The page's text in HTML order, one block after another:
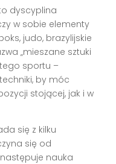
dyscyplina
w sobie elementy
judo, brazylijskie
„mieszane sztuki
sportu –
by móc
stojącej, jak i w
się z kilku
się od
nauka